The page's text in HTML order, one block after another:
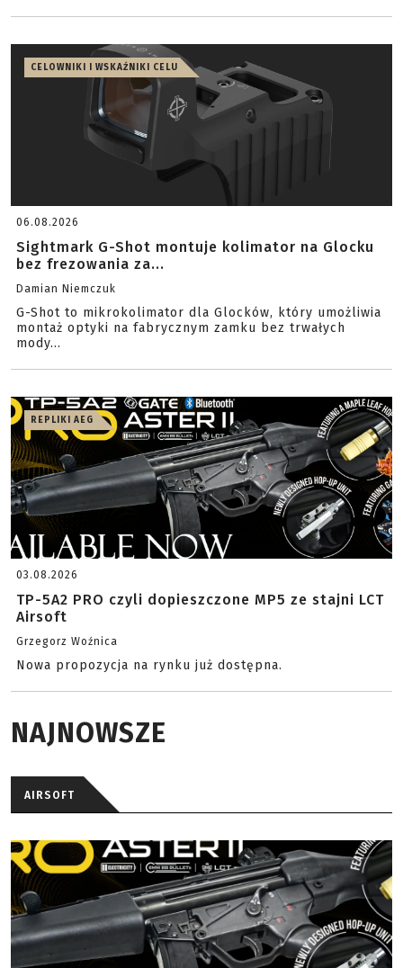
CELOWNIKI I WSKAŹNIKI CELU
06.08.2026
Sightmark G-Shot montuje kolimator na Glocku
bez frezowania za...
Damian Niemczuk
G-Shot to mikrokolimator dla Glocków, który umożliwia
montaż optyki na fabrycznym zamku bez trwałych
mody...
REPLIKI AEG
03.08.2026
TP-5A2 PRO czyli dopieszczone MP5 ze stajni LCT
Airsoft
Grzegorz Woźnica
Nowa propozycja na rynku już dostępna.
NAJNOWSZE
AIRSOFT